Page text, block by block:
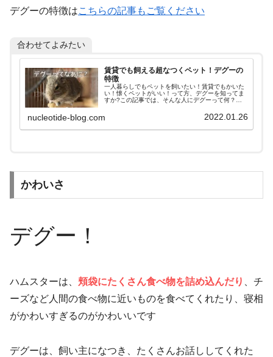
デグーの特徴はこちらの記事もご覧ください
合わせてよみたい
賃貸でも飼える超なつくペット！デグーの
特徴
一人暮らしでもペットを飼いたい！賃貸でもかいた
い！懐くペットがいい！って方、デグーを知ってま
すか?この記事では、そんな人にデグーって何？つ
nucleotide-blog.com 2022.01.26
かわいさ
デグー！
ハムスターは、 頬袋にたくさん食べ物を詰め込んだり
、チ
ーズなど人間の食べ物に近いものを食べてくれたり、寝相
がかわいすぎるのがかわいいです
デグーは、飼い主になつき、たくさんお話ししてくれた